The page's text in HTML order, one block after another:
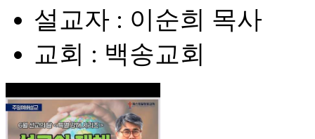
설교자 : 이순희 목사
교회 : 백송교회